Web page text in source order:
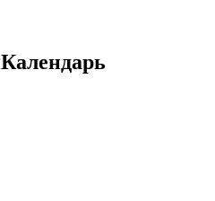
Календарь